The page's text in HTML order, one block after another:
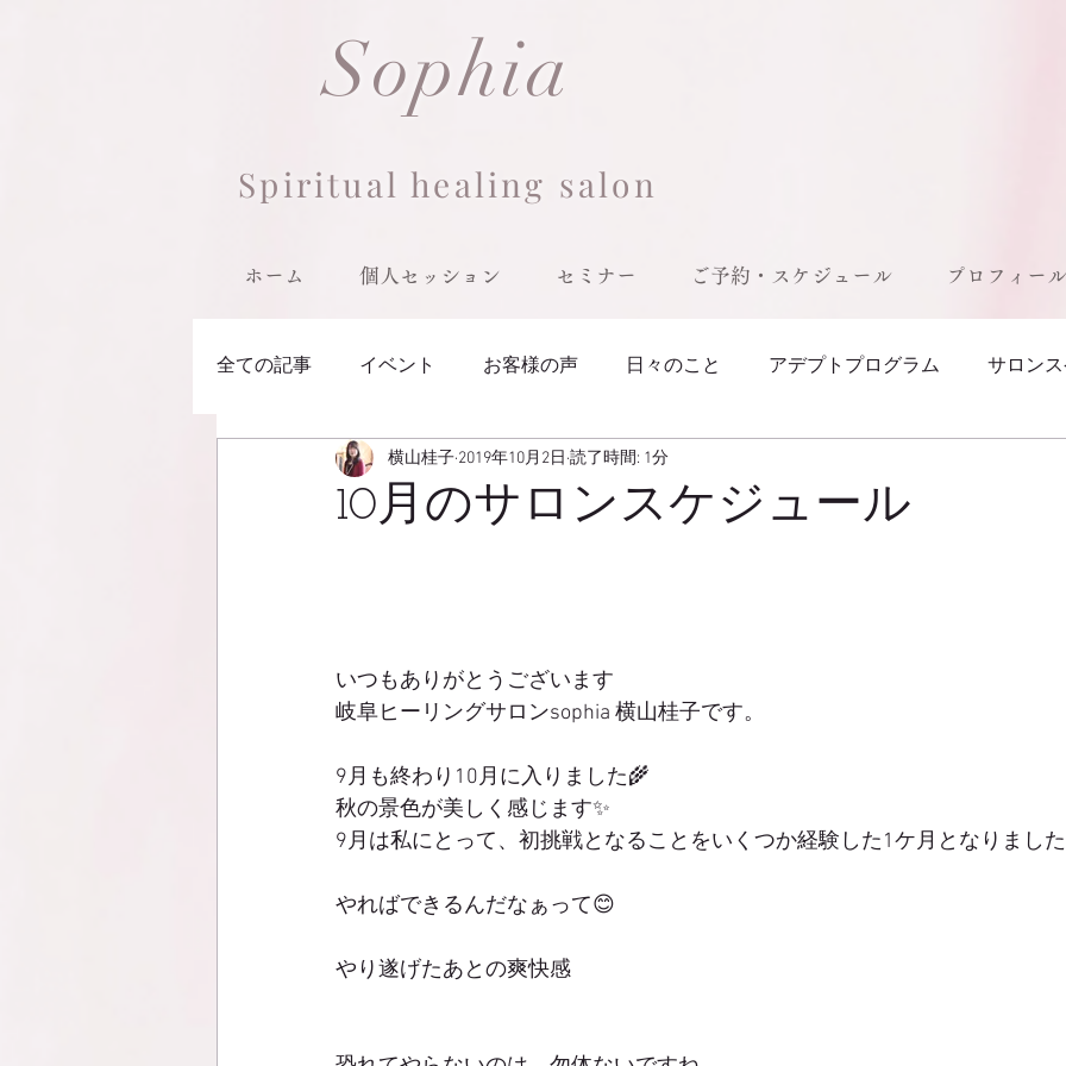
Sophia
Spiritual healing salon
ホーム 個人セッション セミナー ご予約・スケジュール プロフィール
全ての記事 イベント お客様の声 日々のこと アデプトプログラム サロン
10月のサロンスケジュール
横山桂子 2019年10月2日 読了時間: 1分
いつもありがとうございます
岐阜ヒーリングサロンsophia 横山桂子です。
9月も終わり10月に入りました🌾
秋の景色が美しく感じます✨
9月は私にとって、初挑戦となることをいくつか経験した1ケ月となりまし
やればできるんだなぁって😊
やり遂げたあとの爽快感